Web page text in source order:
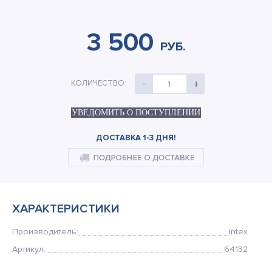
Палатки и тенты
Рюкзаки и сумки
Товары для дома
ХАРАКТЕРИСТИКИ
Производитель:
Intex
Артикул:
64132
3 500 РУБ.
1
КОЛИЧЕСТВО:
УВЕДОМИТЬ О ПОСТУПЛЕНИИ
ДОСТАВКА 1-3 ДНЯ!